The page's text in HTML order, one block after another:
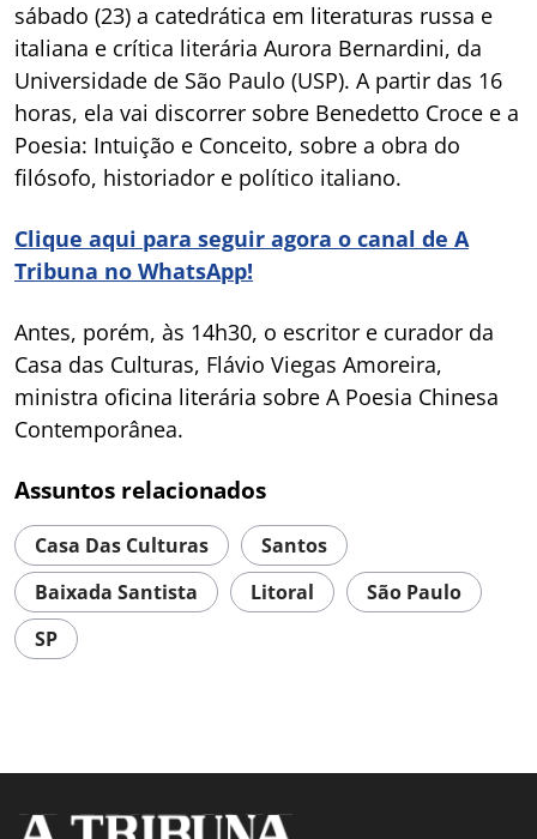
sábado (23) a catedrática em literaturas russa e
italiana e crítica literária Aurora Bernardini, da
Universidade de São Paulo (USP). A partir das 16
horas, ela vai discorrer sobre Benedetto Croce e a
Poesia: Intuição e Conceito, sobre a obra do
filósofo, historiador e político italiano.
Clique aqui para seguir agora o canal de A
Tribuna no WhatsApp!
Antes, porém, às 14h30, o escritor e curador da
Casa das Culturas, Flávio Viegas Amoreira,
ministra oficina literária sobre A Poesia Chinesa
Contemporânea.
Assuntos relacionados
Casa Das Culturas
Santos
Baixada Santista
Litoral
São Paulo
SP